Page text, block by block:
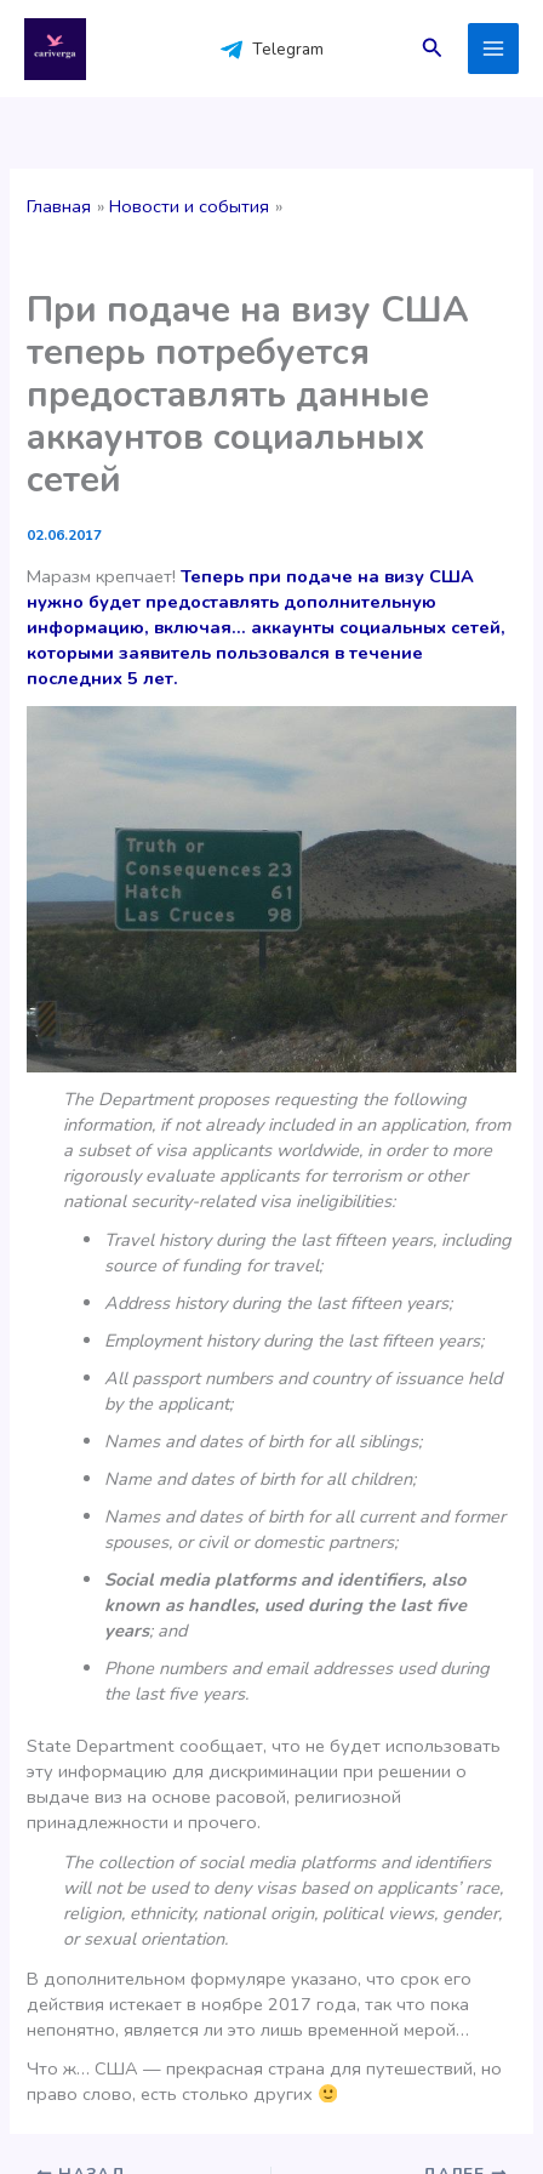
содержимому
Telegram Поиск
Главная Новости и события
При подаче на визу США
теперь потребуется
предоставлять данные
аккаунтов социальных
сетей
02.06.2017
Маразм крепчает!Теперь при подаче на визу США
нужно будет предоставлять дополнительную
информацию, включая… аккаунты социальных сетей,
которыми заявитель пользовался в течение
последних 5 лет.
The Department proposes requesting the following
information, if not already included in an application, from
a subset of visa applicants worldwide, in order to more
rigorously evaluate applicants for terrorism or other
national security-related visa ineligibilities:
Travel history during the last fifteen years, including
source of funding for travel;
Address history during the last fifteen years;
Employment history during the last fifteen years;
All passport numbers and country of issuance held
by the applicant;
Names and dates of birth for all siblings;
Name and dates of birth for all children;
Names and dates of birth for all current and former
spouses, or civil or domestic partners;
Social media platforms and identifiers, also
known as handles, used during the last five
years; and
Phone numbers and email addresses used during
the last five years.
State Department сообщает, что не будет использовать
эту информацию для дискриминации при решении о
выдаче виз на основе расовой, религиозной
принадлежности и прочего.
The collection of social media platforms and identifiers
will not be used to deny visas based on applicants’ race,
religion, ethnicity, national origin, political views, gender,
or sexual orientation.
В дополнительном формуляре указано, что срок его
действия истекает в ноябре 2017 года, так что пока
непонятно, является ли это лишь временной мерой…
Что ж… США — прекрасная страна для путешествий, но
право слово, есть столько других